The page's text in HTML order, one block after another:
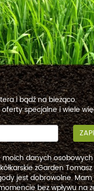
i bądź na bieżąco.
specjalne i wiele
moich danych
zGarden
jest dobrowolne.
bez wpływu na